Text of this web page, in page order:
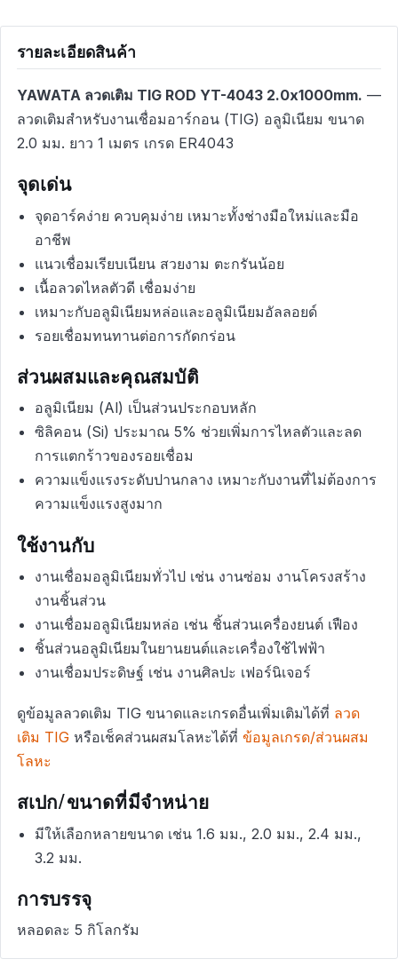
รายละเอียดสินค้า
YAWATA ลวดเติม TIG ROD YT-4043 2.0x1000mm. —
ลวดเติมสำหรับงานเชื่อมอาร์กอน (TIG) อลูมิเนียม ขนาด
2.0 มม. ยาว 1 เมตร เกรด ER4043
จุดเด่น
จุดอาร์คง่าย ควบคุมง่าย เหมาะทั้งช่างมือใหม่และมือ
อาชีพ
แนวเชื่อมเรียบเนียน สวยงาม ตะกรันน้อย
เนื้อลวดไหลตัวดี เชื่อมง่าย
เหมาะกับอลูมิเนียมหล่อและอลูมิเนียมอัลลอยด์
รอยเชื่อมทนทานต่อการกัดกร่อน
ส่วนผสมและคุณสมบัติ
อลูมิเนียม (Al) เป็นส่วนประกอบหลัก
ซิลิคอน (Si) ประมาณ 5% ช่วยเพิ่มการไหลตัวและลด
การแตกร้าวของรอยเชื่อม
ความแข็งแรงระดับปานกลาง เหมาะกับงานที่ไม่ต้องการ
ความแข็งแรงสูงมาก
ใช้งานกับ
งานเชื่อมอลูมิเนียมทั่วไป เช่น งานซ่อม งานโครงสร้าง
งานชิ้นส่วน
งานเชื่อมอลูมิเนียมหล่อ เช่น ชิ้นส่วนเครื่องยนต์ เฟือง
ชิ้นส่วนอลูมิเนียมในยานยนต์และเครื่องใช้ไฟฟ้า
งานเชื่อมประดิษฐ์ เช่น งานศิลปะ เฟอร์นิเจอร์
ดูข้อมูลลวดเติม TIG ขนาดและเกรดอื่นเพิ่มเติมได้ที่ ลวด
เติม TIGหรือเช็คส่วนผสมโลหะได้ที่ ข้อมูลเกรด/ส่วนผสม
โลหะ
สเปก/ขนาดที่มีจำหน่าย
มีให้เลือกหลายขนาด เช่น 1.6 มม., 2.0 มม., 2.4 มม.,
3.2 มม.
การบรรจุ
หลอดละ 5 กิโลกรัม